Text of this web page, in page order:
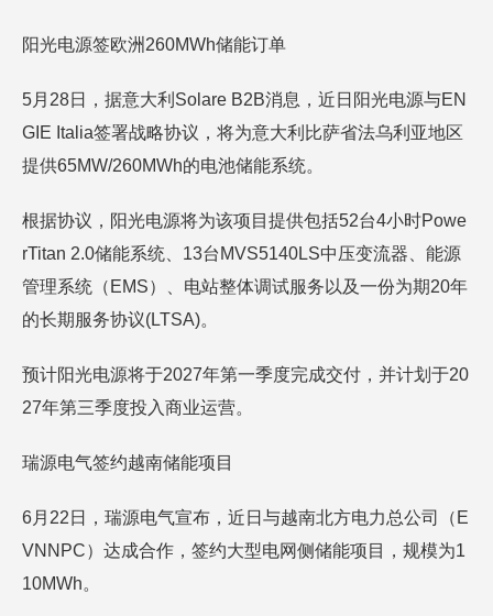
阳光电源签欧洲260MWh储能订单
5月28日，据意大利Solare B2B消息，近日阳光电源与EN
GIE Italia签署战略协议，将为意大利比萨省法乌利亚地区
提供65MW/260MWh的电池储能系统。
根据协议，阳光电源将为该项目提供包括52台4小时Powe
rTitan 2.0储能系统、13台MVS5140LS中压变流器、能源
管理系统（EMS）、电站整体调试服务以及一份为期20年
的长期服务协议(LTSA)。
预计阳光电源将于2027年第一季度完成交付，并计划于20
27年第三季度投入商业运营。
瑞源电气签约越南储能项目
6月22日，瑞源电气宣布，近日与越南北方电力总公司（E
VNNPC）达成合作，签约大型电网侧储能项目，规模为1
10MWh。